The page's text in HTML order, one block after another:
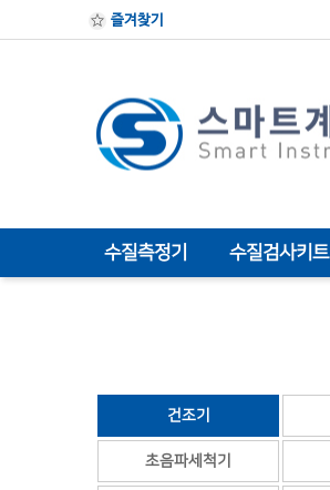
즐겨찾기
수질측정기 수질검사키트
건조기
초음파세척기